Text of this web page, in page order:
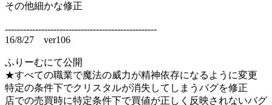
その他細かな修正
--------------------------------------------------
16/8/27 ver106
ふりーむにて公開
★すべての職業で魔法の威力が精神依存になるように変更
特定の条件下でクリスタルが消失してしまうバグを修正
店での売買時に特定条件下で買値が正しく反映されないバグ